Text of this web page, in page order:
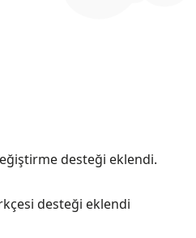
desteği eklendi.
desteği eklendi